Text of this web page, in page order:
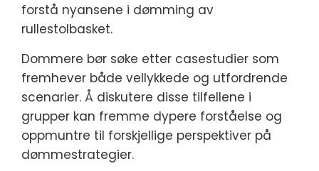
forstå nyansene i dømming av
rullestolbasket.
Dommere bør søke etter casestudier som
fremhever både vellykkede og utfordrende
scenarier. Å diskutere disse tilfellene i
grupper kan fremme dypere forståelse og
oppmuntre til forskjellige perspektiver på
dømmestrategier.